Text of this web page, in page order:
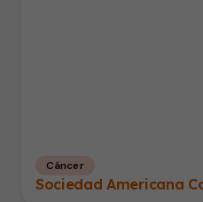
Cáncer
Sociedad Americana